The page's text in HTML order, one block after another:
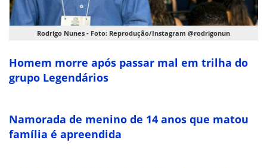
Rodrigo Nunes - Foto: Reprodução/Instagram @rodrigonun
Homem morre após passar mal em trilha do
grupo Legendários
Namorada de menino de 14 anos que matou
família é apreendida